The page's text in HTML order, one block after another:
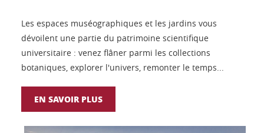
Les espaces muséographiques et les jardins vous
dévoilent une partie du patrimoine scientifique
universitaire : venez flâner parmi les collections
botaniques, explorer l'univers, remonter le temps...
EN SAVOIR PLUS